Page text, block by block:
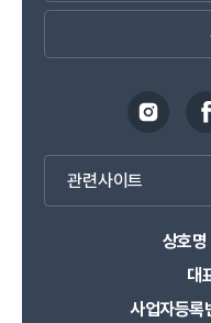
관련사이트
상호명
대
사업자등록